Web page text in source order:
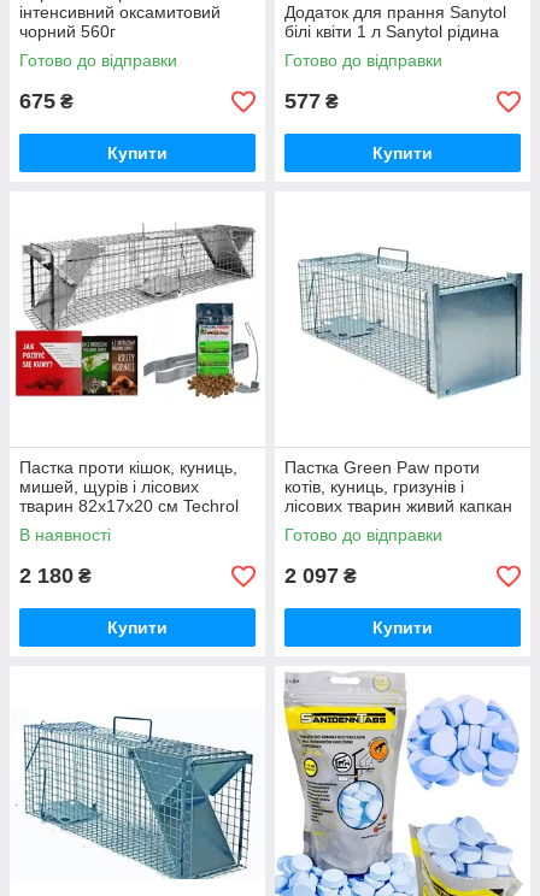
інтенсивний оксамитовий
чорний 560г
Готово до відправки
675 ₴
Купити
Додаток для прання Sanytol
білі квіти 1 л Sanytol рідина
Готово до відправки
577 ₴
Купити
Пастка проти кішок, куниць,
мишей, щурів і лісових
тварин 82х17х20 см Techrol
S.82.17.20.2
В наявності
2 180 ₴
Купити
Пастка Green Paw проти
котів, куниць, гризунів і
лісових тварин живий капкан
82x26x26 см
Готово до відправки
2 097 ₴
Купити